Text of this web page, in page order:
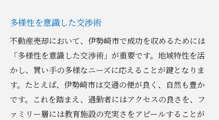
多様性を意識した交渉術
不動産売却において、伊勢崎市で成功を収めるためには
「多様性を意識した交渉術」が重要です。地域特性を活
かし、買い手の多様なニーズに応えることが鍵となりま
す。たとえば、伊勢崎市は交通の便が良く、自然も豊か
です。これを踏まえ、通勤者にはアクセスの良さを、フ
ァミリー層には教育施設の充実さをアピールすることが